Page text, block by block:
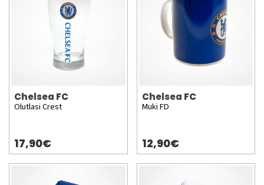
Chelsea FC
Olutlasi Crest
17,90€
Chelsea FC
Muki FD
12,90€